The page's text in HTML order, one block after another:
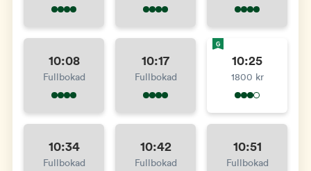
10:08
Fullbokad
10:17
Fullbokad
G
10:25
1800 kr
10:34
Fullbokad
10:42
Fullbokad
10:51
Fullbokad